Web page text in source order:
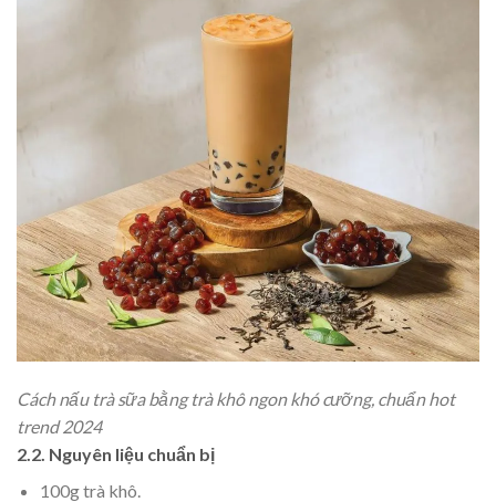
Cách nấu trà sữa bằng trà khô ngon khó cưỡng, chuẩn hot
trend 2024
2.2. Nguyên liệu chuẩn bị
100g trà khô.